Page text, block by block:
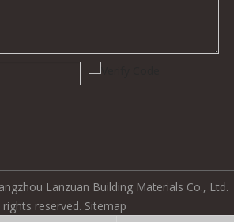
Lanzuan Building Materials Co., Ltd.
rights reserved. Sitemap